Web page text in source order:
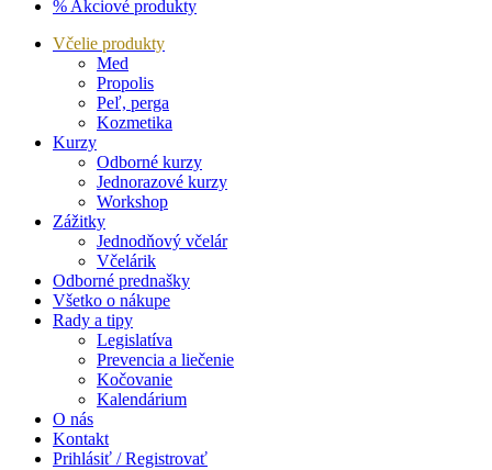
% Akciové produkty
Včelie produkty
Med
Propolis
Peľ, perga
Kozmetika
Kurzy
Odborné kurzy
Jednorazové kurzy
Workshop
Zážitky
Jednodňový včelár
Včelárik
Odborné prednašky
Všetko o nákupe
Rady a tipy
Legislatíva
Prevencia a liečenie
Kočovanie
Kalendárium
O nás
Kontakt
Prihlásiť / Registrovať